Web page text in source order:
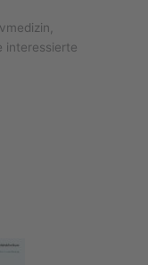
interessierte